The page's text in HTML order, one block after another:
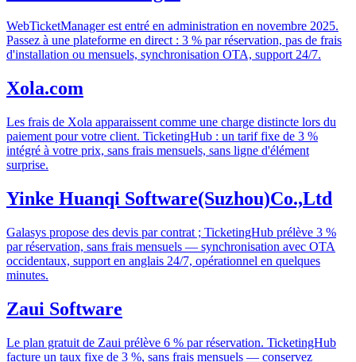
WebTicketManager est entré en administration en novembre 2025.
Passez à une plateforme en direct : 3 % par réservation, pas de frais
d'installation ou mensuels, synchronisation OTA, support 24/7.
Xola.com
Les frais de Xola apparaissent comme une charge distincte lors du
paiement pour votre client. TicketingHub : un tarif fixe de 3 %
intégré à votre prix, sans frais mensuels, sans ligne d'élément
surprise.
Yinke Huanqi Software(Suzhou)Co.,Ltd
Galasys propose des devis par contrat ; TicketingHub prélève 3 %
par réservation, sans frais mensuels — synchronisation avec OTA
occidentaux, support en anglais 24/7, opérationnel en quelques
minutes.
Zaui Software
Le plan gratuit de Zaui prélève 6 % par réservation. TicketingHub
facture un taux fixe de 3 %, sans frais mensuels — conservez